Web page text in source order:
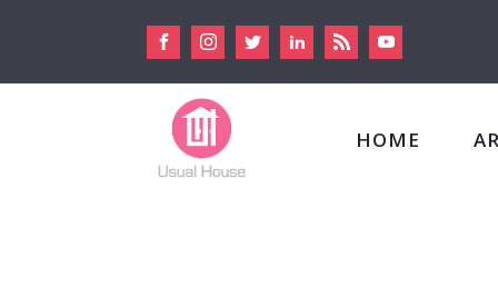
HOME